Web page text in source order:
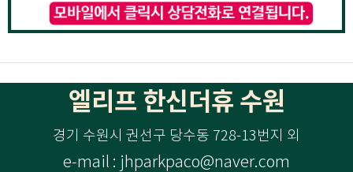
엘리프 한신더휴 수원
경기 수원시 권선구 당수동 728-13번지 외
e-mail : jhparkpaco@naver.com